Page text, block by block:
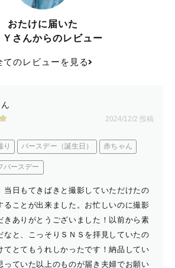
おたけに届いた
Ｙさんからのレビュー
てのレビューを見る
2024/12/2 投稿
り バースデー（誕生日） 赤ちゃん
バースデー
当日もてきぱきと撮影していただけたの
ることが出来ました。お忙しいのに撮影
きありがとうございました！以前から素
なと、こっそりＳＮＳを拝見していたの
てとてもうれしかったです！納品してい
っていた以上のものが届き夫婦でお願い